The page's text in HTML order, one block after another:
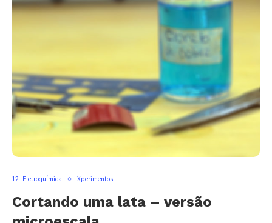
12 - Eletroquímica Xperimentos
Cortando uma lata – versão